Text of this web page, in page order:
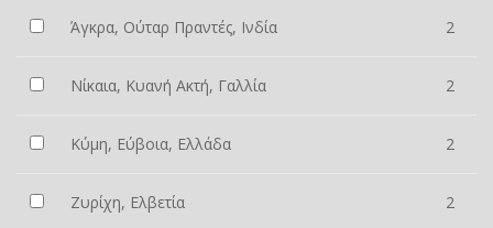
Άγκρα, Ούταρ Πραντές, Ινδία 2
Νίκαια, Κυανή Ακτή, Γαλλία 2
Κύμη, Εύβοια, Ελλάδα 2
Ζυρίχη, Ελβετία 2